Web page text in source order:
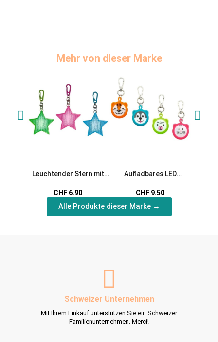
Mehr von dieser Marke
Leuchtender Stern mit
CHF 6.90
Aufladbares LED
CHF 9.50
Alle Produkte dieser Marke →
Schweizer Unternehmen
Mit Ihrem Einkauf unterstützen Sie ein Schweizer
Familienunternehmen. Merci!